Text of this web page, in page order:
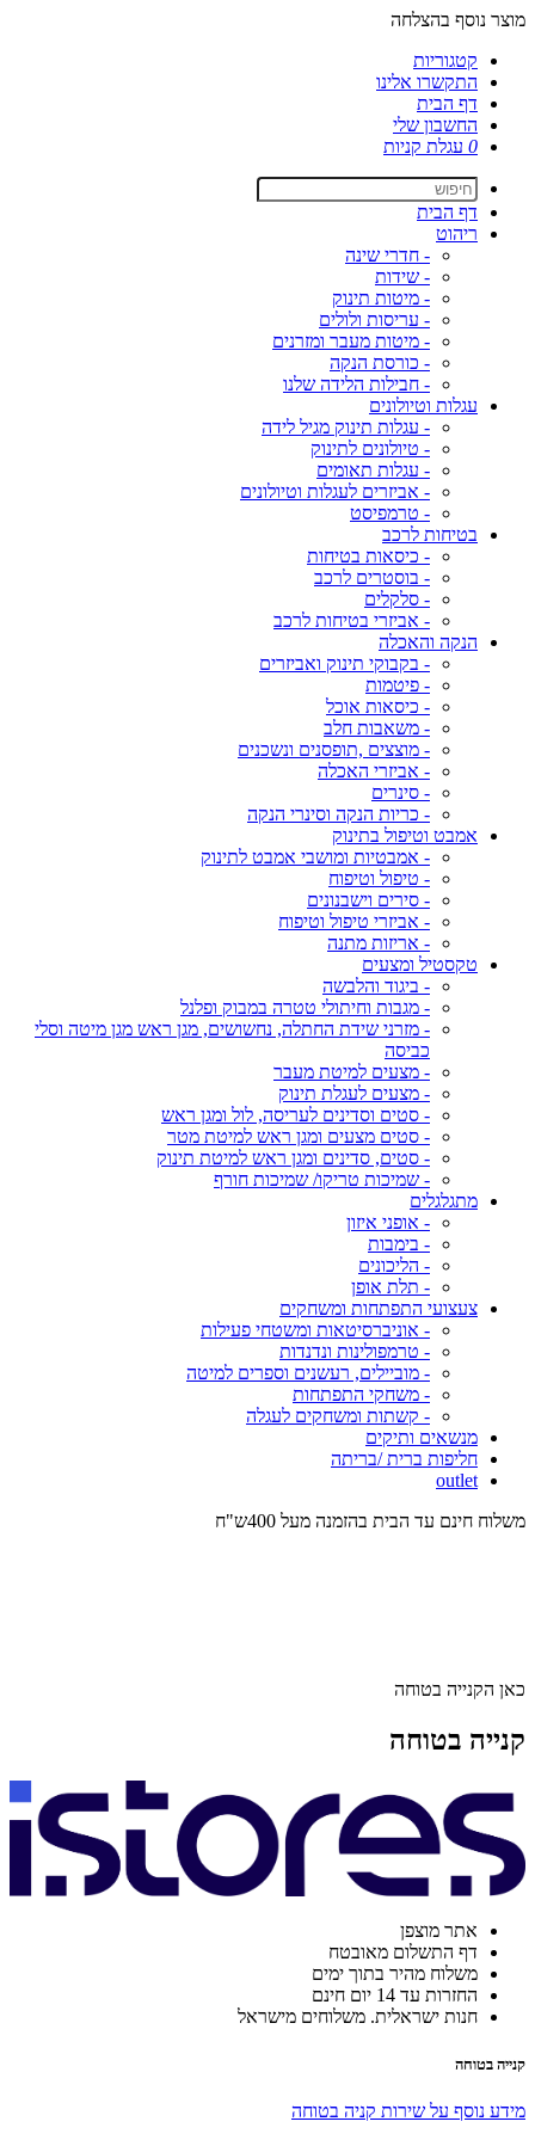
מוצר נוסף בהצלחה
קטגוריות
התקשרו אלינו
דף הבית
החשבון שלי
0 עגלת קניות
דף הבית
ריהוט
- חדרי שינה
- שידות
- מיטות תינוק
- עריסות ולולים
- מיטות מעבר ומזרנים
- כורסת הנקה
- חבילות הלידה שלנו
עגלות וטיולונים
- עגלות תינוק מגיל לידה
- טיולונים לתינוק
- עגלות תאומים
- אביזרים לעגלות וטיולונים
- טרמפיסט
בטיחות לרכב
- כיסאות בטיחות
- בוסטרים לרכב
- סלקלים
- אביזרי בטיחות לרכב
הנקה והאכלה
- בקבוקי תינוק ואביזרים
- פיטמות
- כיסאות אוכל
- משאבות חלב
- מוצצים ,תופסנים ונשכנים
- אביזרי האכלה
- סינרים
- כריות הנקה וסינרי הנקה
אמבט וטיפול בתינוק
- אמבטיות ומושבי אמבט לתינוק
- טיפול וטיפוח
- סירים וישבנונים
- אביזרי טיפול וטיפוח
- אריזות מתנה
טקסטיל ומצעים
- ביגוד והלבשה
- מגבות וחיתולי טטרה במבוק ופלנל
- מזרני שידת החתלה, נחשושים, מגן ראש מגן מיטה וסלי
כביסה
- מצעים למיטת מעבר
- מצעים לעגלת תינוק
- סטים וסדינים לעריסה, לול ומגן ראש
- סטים מצעים ומגן ראש למיטת מטר
- סטים, סדינים ומגן ראש למיטת תינוק
- שמיכות טריקו/ שמיכות חורף
מתגלגלים
- אופני איזון
- בימבות
- הליכונים
- תלת אופן
צעצועי התפתחות ומשחקים
- אוניברסיטאות ומשטחי פעילות
- טרמפולינות ונדנדות
- מוביילים, רעשנים וספרים למיטה
- משחקי התפתחות
- קשתות ומשחקים לעגלה
מנשאים ותיקים
חליפות ברית /בריתה
outlet
משלוח חינם עד הבית בהזמנה מעל 400ש"ח
כאן הקנייה בטוחה
קנייה בטוחה
אתר מוצפן
דף התשלום מאובטח
משלוח מהיר בתוך ימים
החזרות עד 14 יום חינם
חנות ישראלית. משלוחים מישראל
קנייה בטוחה
מידע נוסף על שירות קניה בטוחה